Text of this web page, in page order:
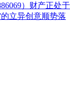
）财产正处
立异创意顺势落